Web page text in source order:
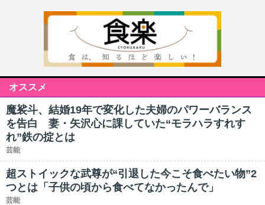
オススメ
魔裟斗、結婚19年で変化した夫婦のパワーバランス
を告白 妻・矢沢心に課していた“モラハラすれす
れ”鉄の掟とは
芸能
超ストイックな武尊が“引退した今こそ食べたい物”2
つとは「子供の頃から食べてなかったんで」
芸能